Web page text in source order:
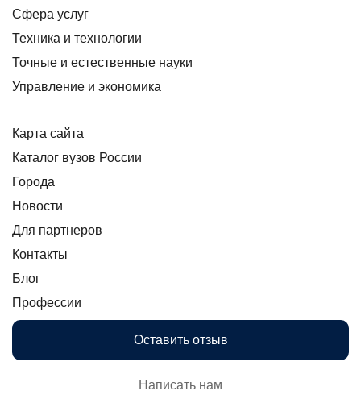
Сфера услуг
Техника и технологии
Точные и естественные науки
Управление и экономика
Карта сайта
Каталог вузов России
Города
Новости
Для партнеров
Контакты
Блог
Профессии
Оставить отзыв
Написать нам